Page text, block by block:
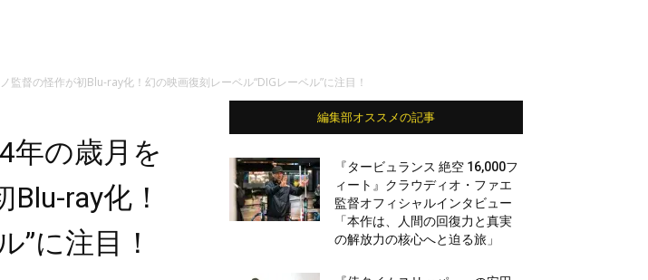
督の怪作が初Blu-ray化！幻の映画復刻レーベル“DIGレーベル”に注目！
年の歳月を
ray化！
”に注目！
編集部オススメの記事
『タービュランス 絶空 16,000フ
ィート』クラウディオ・ファエ
監督オフィシャルインタビュー
「本作は、人間の回復力と真実
の解放力の核心へと迫る旅」